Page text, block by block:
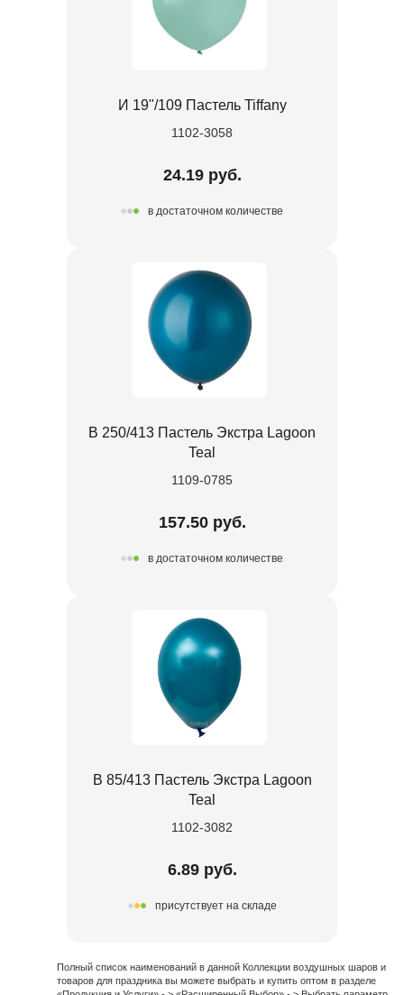
И 19"/109 Пастель Tiffany
1102-3058
24.19 руб.
в достаточном количестве
В 250/413 Пастель Экстра Lagoon
Teal
1109-0785
157.50 руб.
в достаточном количестве
В 85/413 Пастель Экстра Lagoon
Teal
1102-3082
6.89 руб.
присутствует на складе
Полный список наименований в данной Коллекции воздушных шаров и
товаров для праздника вы можете выбрать и купить оптом в разделе